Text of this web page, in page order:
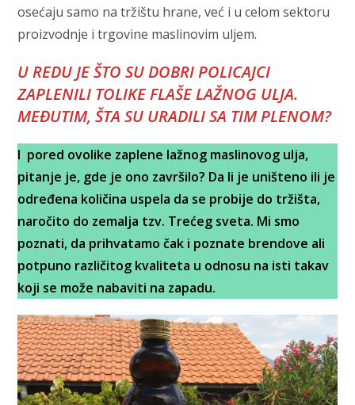
osećaju samo na tržištu hrane, već i u celom sektoru
proizvodnje i trgovine maslinovim uljem.
U REDU JE ŠTO SU DOBRI POLICAJCI
ZAPLENILI TOLIKE FLAŠE LAŽNOG ULJA.
MEĐUTIM, ŠTA SU URADILI SA TIM PLENOM?
I pored ovolike zaplene lažnog maslinovog ulja,
pitanje je, gde je ono završilo? Da li je uništeno ili je
određena količina uspela da se probije do tržišta,
naročito do zemalja tzv. Trećeg sveta. Mi smo
poznati, da prihvatamo čak i poznate brendove ali
potpuno različitog kvaliteta u odnosu na isti takav
koji se može nabaviti na zapadu.